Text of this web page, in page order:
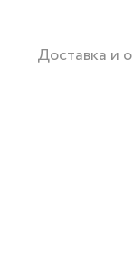
Доставка и